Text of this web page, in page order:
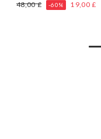
48,00 £
-60% 19,00 £